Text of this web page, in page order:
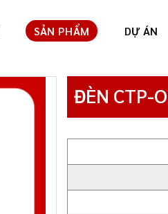
SẢN PHẨM DỰ ÁN
ĐÈN CTP-